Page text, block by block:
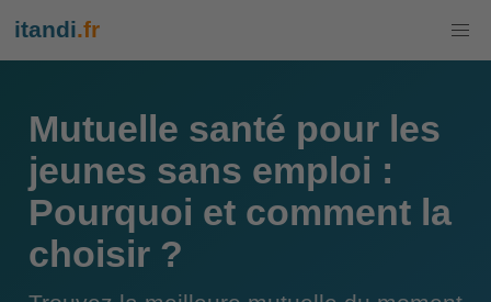
itandi.fr
Mutuelle santé pour les
jeunes sans emploi :
Pourquoi et comment la
choisir ?